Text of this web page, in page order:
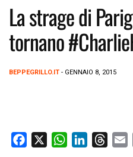
La strage di
tornano
BEPPEGRILLO.IT - GENNAIO 8, 2015
W